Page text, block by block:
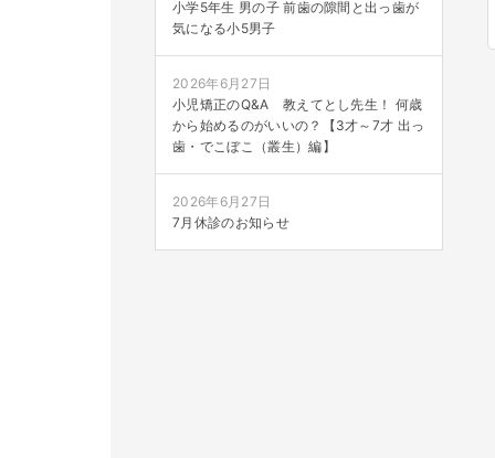
小学5年生 男の子 前歯の隙間と出っ歯が
気になる小5男子
2026年6月27日
小児矯正のQ&A 教えてとし先生！ 何歳
から始めるのがいいの？【3才～7才 出っ
歯・でこぼこ（叢生）編】
2026年6月27日
7月休診のお知らせ